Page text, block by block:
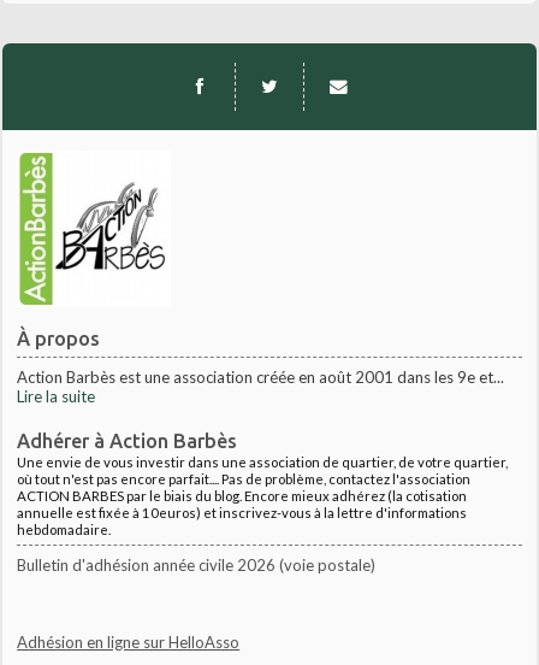
À propos
Action Barbès est une association créée en août 2001 dans les 9e et...
Lire la suite
Adhérer à Action Barbès
Une envie de vous investir dans une association de quartier, de votre quartier,
où tout n'est pas encore parfait.... Pas de problème, contactez l'association
ACTION BARBES par le biais du blog. Encore mieux adhérez (la cotisation
annuelle est fixée à 10euros) et inscrivez-vous à la lettre d'informations
hebdomadaire.
Bulletin d'adhésion année civile 2026 (voie postale)
Adhésion en ligne sur HelloAsso